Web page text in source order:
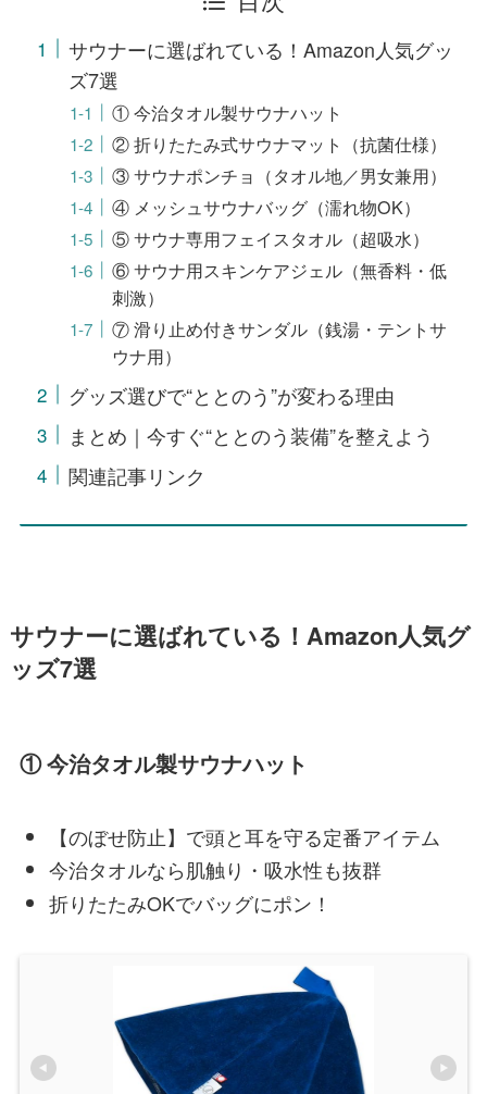
サウナーに選ばれている！Amazon人気グッ
ズ7選
① 今治タオル製サウナハット
② 折りたたみ式サウナマット（抗菌仕様）
③ サウナポンチョ（タオル地／男女兼用）
④ メッシュサウナバッグ（濡れ物OK）
⑤ サウナ専用フェイスタオル（超吸水）
⑥ サウナ用スキンケアジェル（無香料・低
刺激）
⑦ 滑り止め付きサンダル（銭湯・テントサ
ウナ用）
グッズ選びで“ととのう”が変わる理由
まとめ｜今すぐ“ととのう装備”を整えよう
関連記事リンク
サウナーに選ばれている！Amazon人気グ
ッズ7選
① 今治タオル製サウナハット
【のぼせ防止】で頭と耳を守る定番アイテム
今治タオルなら肌触り・吸水性も抜群
折りたたみOKでバッグにポン！